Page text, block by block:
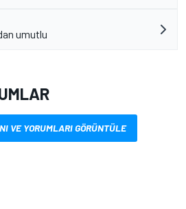
umutlu
VE YORUMLARI GÖRÜNTÜLE